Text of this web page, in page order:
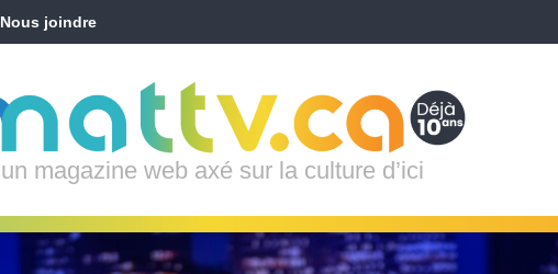
Nous joindre
un magazine web axé sur la culture d’ici